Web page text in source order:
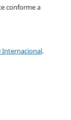
conforme a
Internacional.